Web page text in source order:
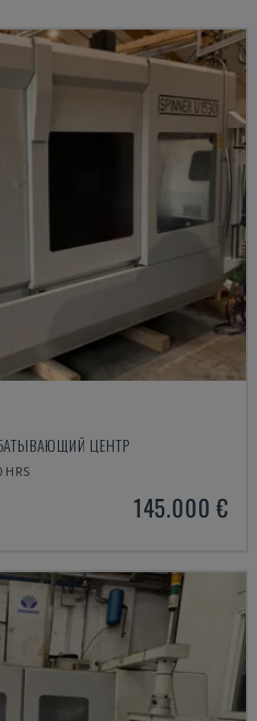
ЦЕНТР
HRS
145.000 €